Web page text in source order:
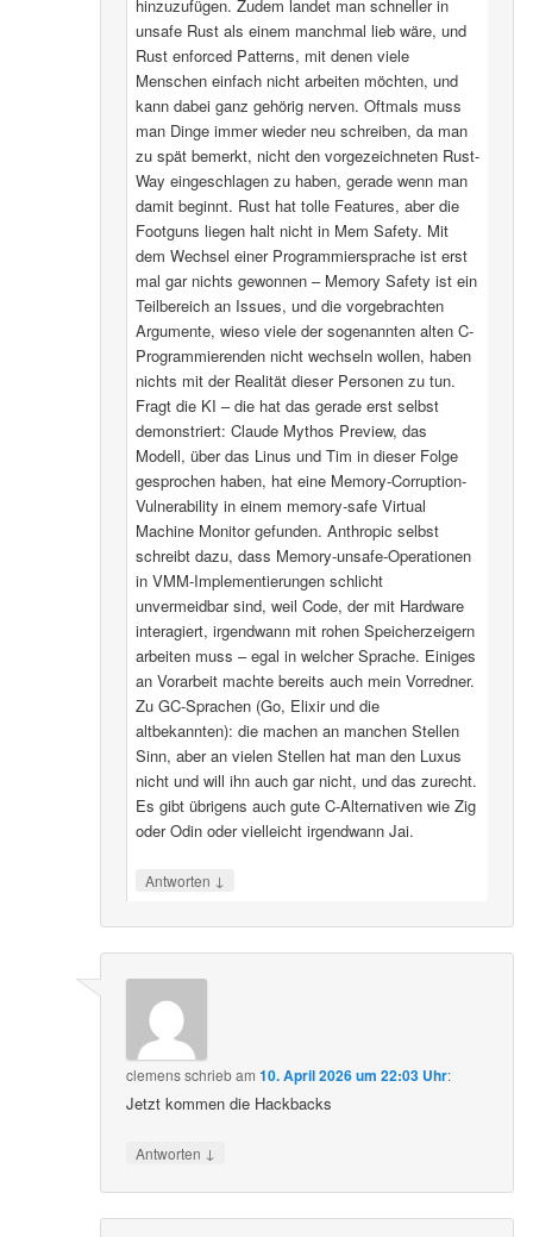
hinzuzufügen. Zudem landet man schneller in
unsafe Rust als einem manchmal lieb wäre, und
Rust enforced Patterns, mit denen viele
Menschen einfach nicht arbeiten möchten, und
kann dabei ganz gehörig nerven. Oftmals muss
man Dinge immer wieder neu schreiben, da man
zu spät bemerkt, nicht den vorgezeichneten Rust-
Way eingeschlagen zu haben, gerade wenn man
damit beginnt. Rust hat tolle Features, aber die
Footguns liegen halt nicht in Mem Safety. Mit
dem Wechsel einer Programmiersprache ist erst
mal gar nichts gewonnen – Memory Safety ist ein
Teilbereich an Issues, und die vorgebrachten
Argumente, wieso viele der sogenannten alten C-
Programmierenden nicht wechseln wollen, haben
nichts mit der Realität dieser Personen zu tun.
Fragt die KI – die hat das gerade erst selbst
demonstriert: Claude Mythos Preview, das
Modell, über das Linus und Tim in dieser Folge
gesprochen haben, hat eine Memory-Corruption-
Vulnerability in einem memory-safe Virtual
Machine Monitor gefunden. Anthropic selbst
schreibt dazu, dass Memory-unsafe-Operationen
in VMM-Implementierungen schlicht
unvermeidbar sind, weil Code, der mit Hardware
interagiert, irgendwann mit rohen Speicherzeigern
arbeiten muss – egal in welcher Sprache. Einiges
an Vorarbeit machte bereits auch mein Vorredner.
Zu GC-Sprachen (Go, Elixir und die
altbekannten): die machen an manchen Stellen
Sinn, aber an vielen Stellen hat man den Luxus
nicht und will ihn auch gar nicht, und das zurecht.
Es gibt übrigens auch gute C-Alternativen wie Zig
oder Odin oder vielleicht irgendwann Jai.
Antworten ↓
clemensschriebam10. April 2026 um 22:03 Uhr:
Jetzt kommen die Hackbacks
Antworten ↓